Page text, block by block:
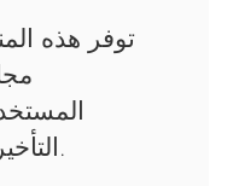
توفر هذه
التأخيرات. يرجى التحلي بالصبر.